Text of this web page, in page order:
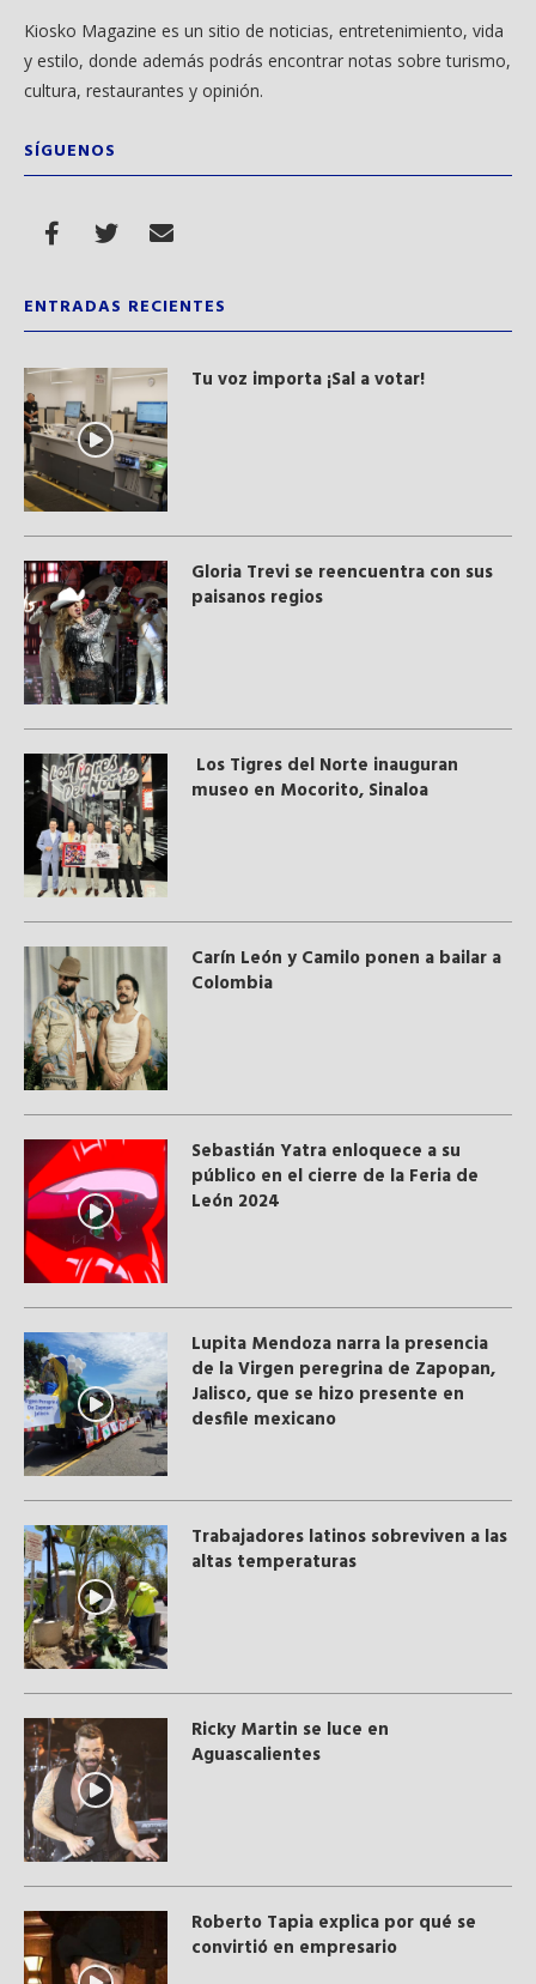
Kiosko Magazine es un sitio de noticias, entretenimiento, vida
y estilo, donde además podrás encontrar notas sobre turismo,
cultura, restaurantes y opinión.
SÍGUENOS
ENTRADAS RECIENTES
Tu voz importa ¡Sal a votar!
Gloria Trevi se reencuentra con sus
paisanos regios
Los Tigres del Norte inauguran
museo en Mocorito, Sinaloa
Carín León y Camilo ponen a bailar a
Colombia
Sebastián Yatra enloquece a su
público en el cierre de la Feria de
León 2024
Lupita Mendoza narra la presencia
de la Virgen peregrina de Zapopan,
Jalisco, que se hizo presente en
desfile mexicano
Trabajadores latinos sobreviven a las
altas temperaturas
Ricky Martin se luce en
Aguascalientes
Roberto Tapia explica por qué se
convirtió en empresario